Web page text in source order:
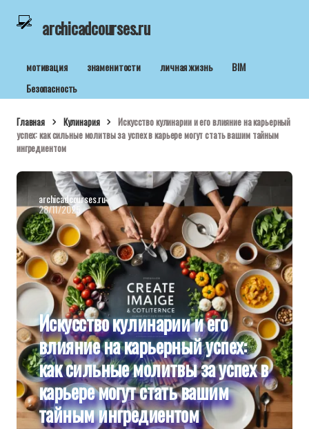
archicadcourses.ru
мотивация знаменитости личная жизнь
BIM
Безопасность
Главная Кулинария
Искусство кулинарии и его влияние на карьерный
успех: как сильные молитвы за успех в карьере могут стать вашим тайным
ингредиентом
archicadcourses.ru
28/11/2025
Искусство кулинарии и его
влияние на карьерный успех:
как сильные молитвы за успех в
карьере могут стать вашим
тайным ингредиентом